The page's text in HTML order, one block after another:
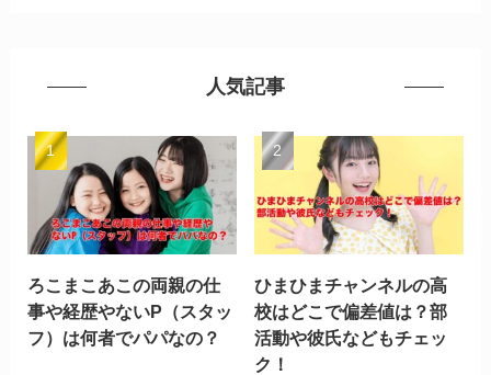
人気記事
ろこまこあこの両親の仕
事や経歴やないP（スタッ
フ）は何者でパパなの？
ひまひまチャンネルの高
校はどこで偏差値は？部
活動や彼氏などもチェッ
ク！